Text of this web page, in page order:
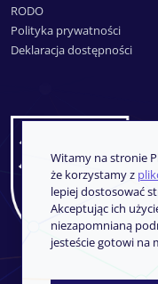
RODO
Polityka prywatności
Deklaracja dostępności
Witamy na stronie
że korzystamy z
lepiej dostosować
Akceptując ich
niezapomnianą
jesteście gotowi na